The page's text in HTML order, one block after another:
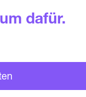
dafür.